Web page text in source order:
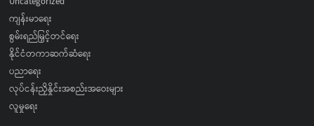
ကျန်းမာရေး
စွမ်းရည်မြှင့်တင်ရေး
နိုင်ငံတကာဆက်ဆံရေး
ပညာရေး
လုပ်ငန်းညှိနှိုင်းအစည်းအဝေးများ
လူမှုရေး